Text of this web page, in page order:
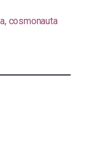
cosmonauta